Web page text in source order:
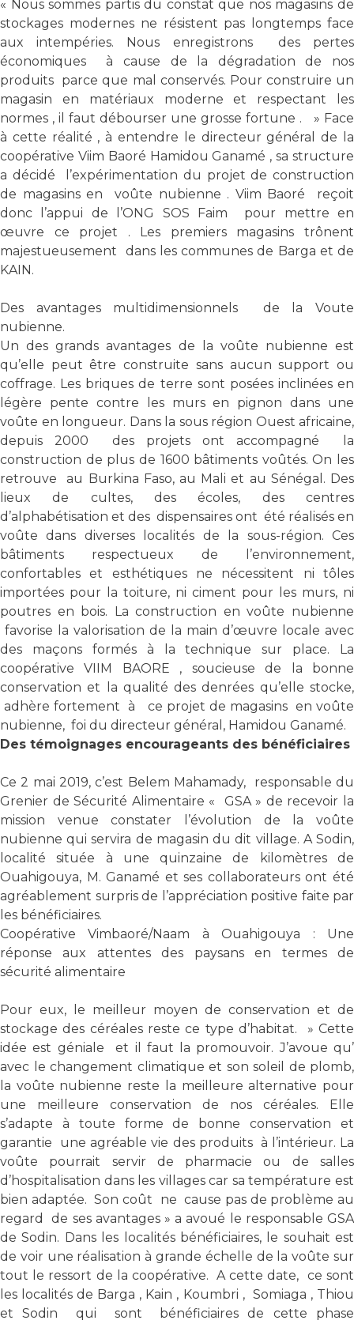
« Nous sommes partis du constat que nos magasins de
stockages modernes ne résistent pas longtemps face
aux intempéries. Nous enregistrons des pertes
économiques à cause de la dégradation de nos
produits parce que mal conservés. Pour construire un
magasin en matériaux moderne et respectant les
normes , il faut débourser une grosse fortune . » Face
à cette réalité , à entendre le directeur général de la
coopérative Viim Baoré Hamidou Ganamé , sa structure
a décidé l’expérimentation du projet de construction
de magasins en voûte nubienne . Viim Baoré reçoit
donc l’appui de l’ONG SOS Faim pour mettre en
œuvre ce projet . Les premiers magasins trônent
majestueusement dans les communes de Barga et de
KAIN.
Des avantages multidimensionnels de la Voute
nubienne.
Un des grands avantages de la voûte nubienne est
qu’elle peut être construite sans aucun support ou
coffrage. Les briques de terre sont posées inclinées en
légère pente contre les murs en pignon dans une
voûte en longueur. Dans la sous région Ouest africaine,
depuis 2000 des projets ont accompagné la
construction de plus de 1600 bâtiments voûtés. On les
retrouve au Burkina Faso, au Mali et au Sénégal. Des
lieux de cultes, des écoles, des centres
d’alphabétisation et des dispensaires ont été réalisés en
voûte dans diverses localités de la sous-région. Ces
bâtiments respectueux de l’environnement,
confortables et esthétiques ne nécessitent ni tôles
importées pour la toiture, ni ciment pour les murs, ni
poutres en bois. La construction en voûte nubienne
favorise la valorisation de la main d’œuvre locale avec
des maçons formés à la technique sur place. La
coopérative VIIM BAORE , soucieuse de la bonne
conservation et la qualité des denrées qu’elle stocke,
adhère fortement à ce projet de magasins en voûte
nubienne, foi du directeur général, Hamidou Ganamé.
Des témoignages encourageants des bénéficiaires
Ce 2 mai 2019, c’est Belem Mahamady, responsable du
Grenier de Sécurité Alimentaire « GSA » de recevoir la
mission venue constater l’évolution de la voûte
nubienne qui servira de magasin du dit village. A Sodin,
localité située à une quinzaine de kilomètres de
Ouahigouya, M. Ganamé et ses collaborateurs ont été
agréablement surpris de l’appréciation positive faite par
les bénéficiaires.
Coopérative Vimbaoré/Naam à Ouahigouya : Une
réponse aux attentes des paysans en termes de
sécurité alimentaire
Pour eux, le meilleur moyen de conservation et de
stockage des céréales reste ce type d’habitat. » Cette
idée est géniale et il faut la promouvoir. J’avoue qu’
avec le changement climatique et son soleil de plomb,
la voûte nubienne reste la meilleure alternative pour
une meilleure conservation de nos céréales. Elle
s’adapte à toute forme de bonne conservation et
garantie une agréable vie des produits à l’intérieur. La
voûte pourrait servir de pharmacie ou de salles
d’hospitalisation dans les villages car sa température est
bien adaptée. Son coût ne cause pas de problème au
regard de ses avantages » a avoué le responsable GSA
de Sodin. Dans les localités bénéficiaires, le souhait est
de voir une réalisation à grande échelle de la voûte sur
tout le ressort de la coopérative. A cette date, ce sont
les localités de Barga , Kain , Koumbri , Somiaga , Thiou
et Sodin qui sont bénéficiaires de cette phase